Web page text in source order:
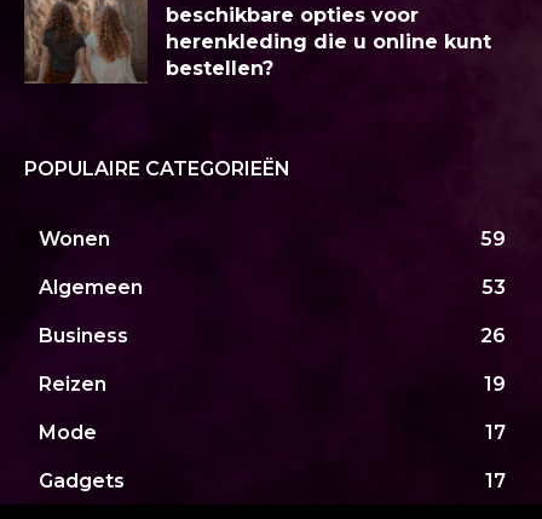
beschikbare opties voor
herenkleding die u online kunt
bestellen?
POPULAIRE CATEGORIEËN
Wonen 59
Algemeen 53
Business 26
Reizen 19
Mode 17
Gadgets 17